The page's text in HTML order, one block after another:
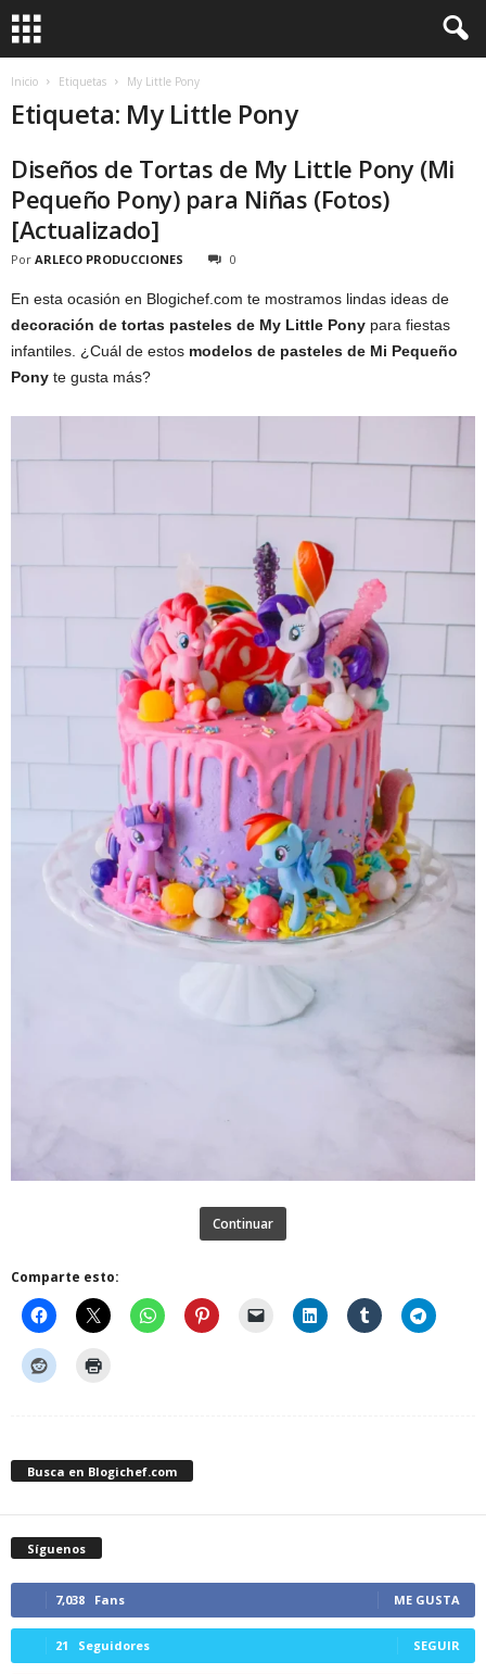
Inicio Etiquetas My Little Pony
Etiqueta: My Little Pony
Diseños de Tortas de My Little Pony (Mi
Pequeño Pony) para Niñas (Fotos)
[Actualizado]
Por ARLECO PRODUCCIONES 0
En esta ocasión en Blogichef.com te mostramos lindas ideas de
decoración de tortas pasteles de My Little Pony para fiestas
infantiles. ¿Cuál de estos modelos de pasteles de Mi Pequeño
Pony te gusta más?
Continuar
Comparte esto:
Busca en Blogichef.com
Síguenos
7,038 Fans ME GUSTA
21 Seguidores SEGUIR